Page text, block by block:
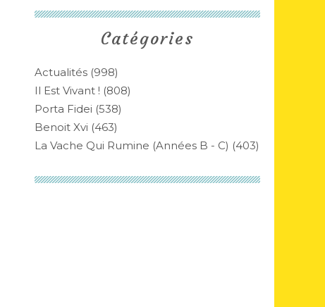
Catégories
Actualités (998)
Il Est Vivant ! (808)
Porta Fidei (538)
Benoit Xvi (463)
La Vache Qui Rumine (années B - C) (403)